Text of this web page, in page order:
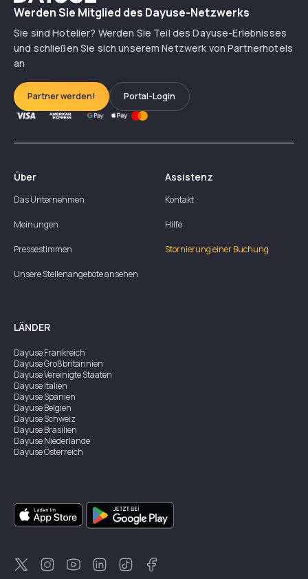
Werden Sie Mitglied des Dayuse-Netzwerks
Sie sind Hotelier? Werden Sie Teil des Dayuse-Erlebnisses
und schließen Sie sich unserem Netzwerk von Partnerhotels
an
Partner werden! Portal-Login
Über
Das Unternehmen
Meinungen
Pressestimmen
Unsere Stellenangebote ansehen
Assistenz
Kontakt
Hilfe
Stornierung einer Buchung
LÄNDER
DayuseFrankreich
DayuseGroßbritannien
DayuseVereinigte Staaten
DayuseItalien
DayuseSpanien
DayuseBelgien
DayuseSchweiz
DayuseBrasilien
DayuseNiederlande
DayuseÖsterreich
DayuseSingapur
DayuseZweden
DayuseThailand
DayuseNeuseeland
DayuseTürkei